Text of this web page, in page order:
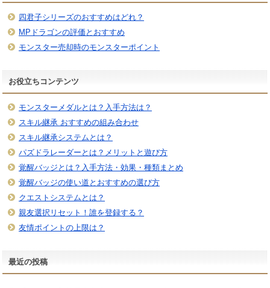
四君子シリーズのおすすめはどれ？
MPドラゴンの評価とおすすめ
モンスター売却時のモンスターポイント
お役立ちコンテンツ
モンスターメダルとは？入手方法は？
スキル継承 おすすめの組み合わせ
スキル継承システムとは？
パズドラレーダーとは？メリットと遊び方
覚醒バッジとは？入手方法・効果・種類まとめ
覚醒バッジの使い道とおすすめの選び方
クエストシステムとは？
親友選択リセット！誰を登録する？
友情ポイントの上限は？
最近の投稿